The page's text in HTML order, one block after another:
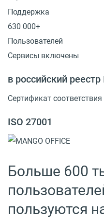
Поддержка
630 000+
Пользователей
Сервисы включены
в российский
Сертификат соответствия
ISO 27001
Больше 600
пользуются